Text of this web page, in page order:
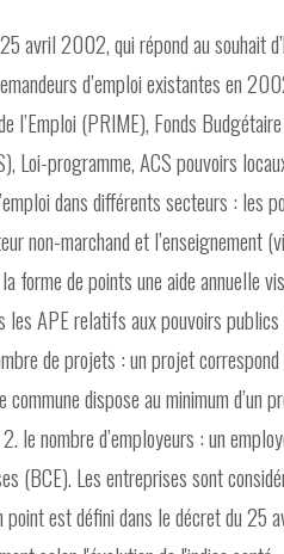
avril 2002, qui répond au souhait
d’emploi existantes en
l’Emploi (PRIME), Fonds Budgétaire
Loi-programme, ACS pouvoirs
dans différents secteurs : les
non-marchand et l’enseignement
forme de points une aide annuelle
APE relatifs aux pouvoirs
de projets : un projet
dispose au minimum d’un
le nombre d’employeurs : un
(BCE). Les entreprises sont
est défini dans le décret du 25